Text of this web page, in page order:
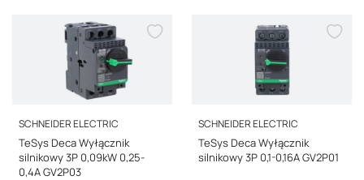
PRODUCENT
SCHNEIDER ELECTRIC
TeSys Deca Wyłącznik
silnikowy 3P 0,09kW 0,25-
0,4A GV2P03
PRODUCENT
SCHNEIDER ELECTRIC
TeSys Deca Wyłącznik
silnikowy 3P 0,1-0,16A GV2P01